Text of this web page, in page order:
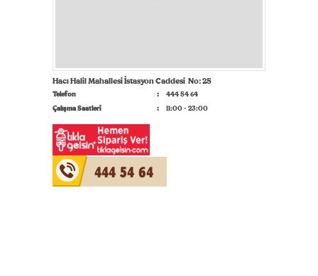
Hacı Halil Mahallesi İstasyon Caddesi No: 25
Telefon
444 54 64
Çalışma Saatleri
11:00 - 23:00
444 54 64